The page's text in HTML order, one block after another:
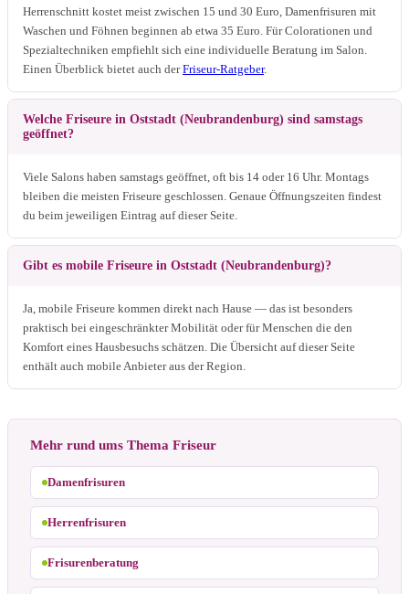
Herrenschnitt kostet meist zwischen 15 und 30 Euro, Damenfrisuren mit
Waschen und Föhnen beginnen ab etwa 35 Euro. Für Colorationen und
Spezialtechniken empfiehlt sich eine individuelle Beratung im Salon.
Einen Überblick bietet auch derFriseur-Ratgeber.
Welche Friseure in Oststadt (Neubrandenburg) sind samstags
geöffnet?
Viele Salons haben samstags geöffnet, oft bis 14 oder 16 Uhr. Montags
bleiben die meisten Friseure geschlossen. Genaue Öffnungszeiten findest
du beim jeweiligen Eintrag auf dieser Seite.
Gibt es mobile Friseure in Oststadt (Neubrandenburg)?
Ja, mobile Friseure kommen direkt nach Hause — das ist besonders
praktisch bei eingeschränkter Mobilität oder für Menschen die den
Komfort eines Hausbesuchs schätzen. Die Übersicht auf dieser Seite
enthält auch mobile Anbieter aus der Region.
Mehr rund ums Thema Friseur
Damenfrisuren
Herrenfrisuren
Frisurenberatung